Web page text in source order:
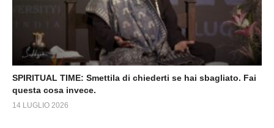
SPIRITUAL TIME: Smettila di chiederti se hai sbagliato. Fai
questa cosa invece.
14 LUGLIO 2026